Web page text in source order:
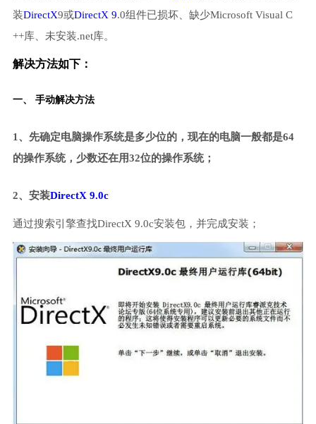
装DirectX9或DirectX 9.0组件已损坏、缺少Microsoft Visual C
++库、未安装.net库。
解决方法如下：
一、 手动解决方法
1、先确定电脑操作系统是多少位的，现在的电脑一般都是64
的操作系统，少数还在用32位的操作系统；
2、安装DirectX 9.0c
通过搜索引擎查找DirectX 9.0c安装包，并完成安装；